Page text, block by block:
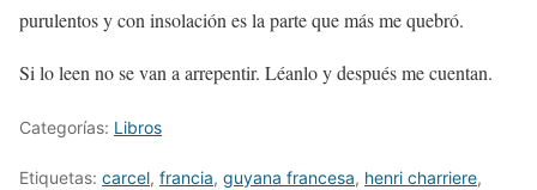
purulentos y con insolación es la parte que más me quebró.
Si lo leen no se van a arrepentir. Léanlo y después me cuentan.
Categorías: Libros
Etiquetas: carcel, francia, guyana francesa, henri charriere,